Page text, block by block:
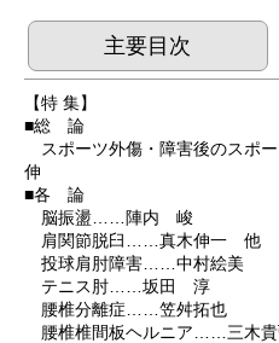
主要目次
【特 集】
■総 論
スポーツ外傷・障害後のスポ
伸
■各 論
脳振盪……陣内 峻
肩関節脱臼……真木伸一 他
投球肩肘障害……中村絵美
テニス肘……坂田 淳
腰椎分離症……笠舛拓也
腰椎椎間板ヘルニア……三木